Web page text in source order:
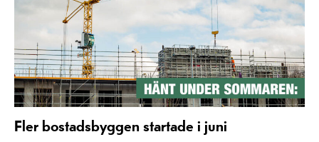
Fler bostadsbyggen startade i juni